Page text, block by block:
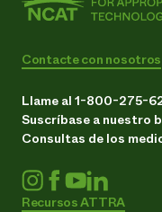
Contacte con nosotros
Llame al 1-800-275-
Suscríbase a nuestro
Consultas de los
Recursos ATTRA